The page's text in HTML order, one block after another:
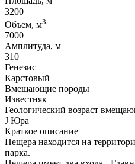
3200
Объем, м3
7000
Амплитуда, м
310
Генезис
Карстовый
Вмещающие породы
Известняк
Геологический возраст
J Юра
Краткое описание
Пещера находится на
парка.